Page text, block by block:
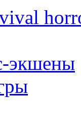
экшены